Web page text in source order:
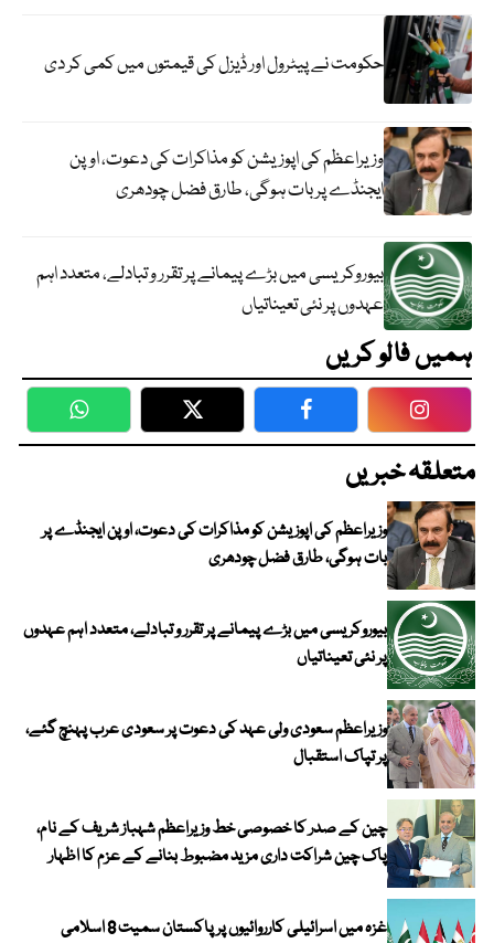
حکومت نے پیٹرول اور ڈیزل کی قیمتوں میں کمی کر دی
وزیراعظم کی اپوزیشن کو مذاکرات کی دعوت، اوپن
ایجنڈے پر بات ہوگی، طارق فضل چودھری
بیوروکریسی میں بڑے پیمانے پر تقرر و تبادلے، متعدد اہم
عہدوں پر نئی تعیناتیاں
ہمیں فالو کریں
WhatsApp Twitter Facebook
متعلقہ خبریں
وزیراعظم کی اپوزیشن کو مذاکرات کی دعوت، اوپن ایجنڈے پر
بات ہوگی، طارق فضل چودھری
بیوروکریسی میں بڑے پیمانے پر تقرر و تبادلے، متعدد اہم عہدوں
پر نئی تعیناتیاں
وزیراعظم سعودی ولی عہد کی دعوت پر سعودی عرب پہنچ گئے،
پر تپاک استقبال
چین کے صدر کا خصوصی خط وزیراعظم شہباز شریف کے نام،
پاک چین شراکت داری مزید مضبوط بنانے کے عزم کا اظہار
غزہ میں اسرائیلی کارروائیوں پر پاکستان سمیت 8 اسلامی